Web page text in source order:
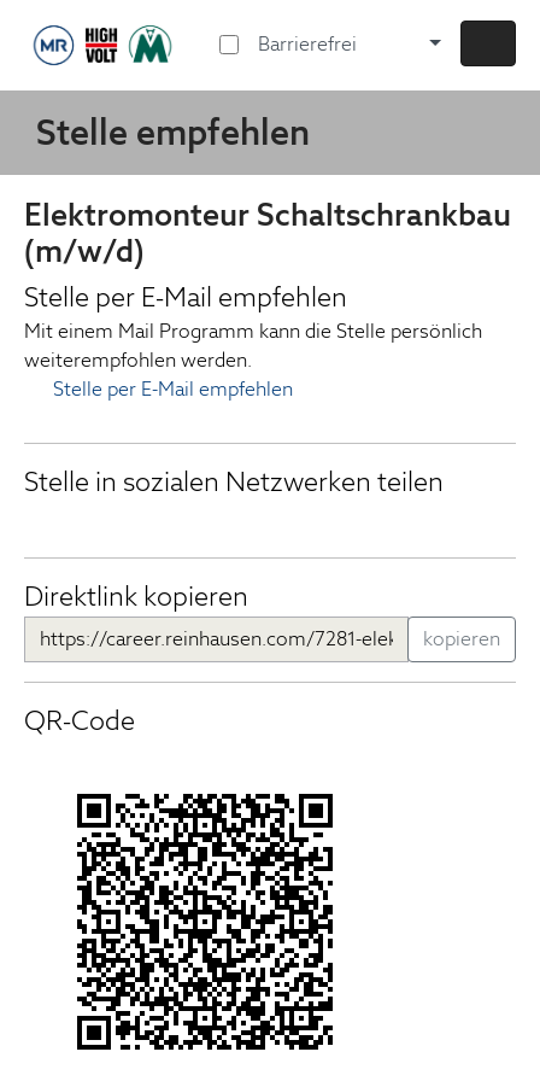
Barrierefrei
Stelle empfehlen
Elektromonteur Schaltschrankbau
(m/w/d)
Stelle per E-Mail empfehlen
Mit einem Mail Programm kann die Stelle persönlich
weiterempfohlen werden.
Stelle per E-Mail empfehlen
Stelle in sozialen Netzwerken teilen
Direktlink kopieren
kopieren
QR-Code